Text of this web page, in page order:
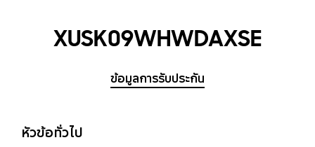
XUSK09WHWDAXSE
ข้อมูลการรับประกัน
หัวข้อทั่วไป